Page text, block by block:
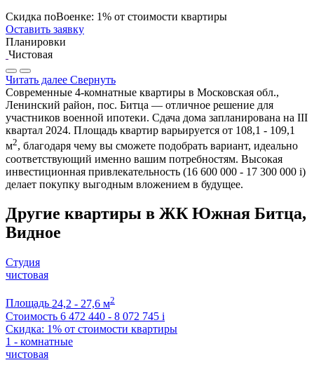
Скидка поВоенке: 1% от стоимости квартиры
Оставить заявку
Планировки
Чистовая
Читать далее Свернуть
Современные 4-комнатные квартиры в Московская обл.,
Ленинский район, пос. Битца — отличное решение для
участников военной ипотеки. Сдача дома запланирована на III
квартал 2024. Площадь квартир варьируется от 108,1 - 109,1
м2, благодаря чему вы сможете подобрать вариант, идеально
соответствующий именно вашим потребностям. Высокая
инвестиционная привлекательность (16 600 000 - 17 300 000 i)
делает покупку выгодным вложением в будущее.
Другие квартиры в ЖК Южная Битца,
Видное
Студия
чистовая
Площадь 24,2 - 27,6 м2
Стоимость 6 472 440 - 8 072 745 i
Скидка: 1% от стоимости квартиры
1 - комнатные
чистовая